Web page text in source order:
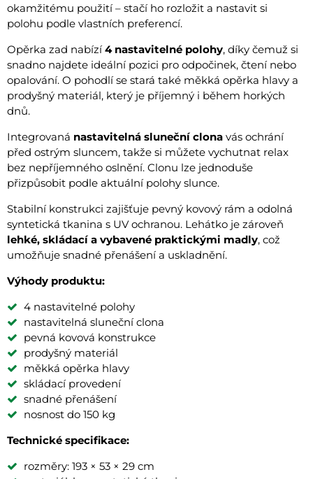
okamžitému použití – stačí ho rozložit a nastavit si
polohu podle vlastních preferencí.
Opěrka zad nabízí4 nastavitelné polohy, díky čemuž si
snadno najdete ideální pozici pro odpočinek, čtení nebo
opalování. O pohodlí se stará také měkká opěrka hlavy a
prodyšný materiál, který je příjemný i během horkých
dnů.
Integrovaná nastavitelná sluneční clona vás ochrání
před ostrým sluncem, takže si můžete vychutnat relax
bez nepříjemného oslnění. Clonu lze jednoduše
přizpůsobit podle aktuální polohy slunce.
Stabilní konstrukci zajišťuje pevný kovový rám a odolná
syntetická tkanina s UV ochranou. Lehátko je zároveň
lehké, skládací a vybavené praktickými madly, což
umožňuje snadné přenášení a uskladnění.
Výhody produktu:
4 nastavitelné polohy
nastavitelná sluneční clona
pevná kovová konstrukce
prodyšný materiál
měkká opěrka hlavy
skládací provedení
snadné přenášení
nosnost do 150 kg
Technické specifikace:
rozměry: 193 × 53 × 29 cm